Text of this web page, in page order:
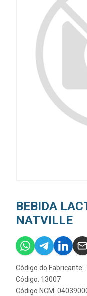
BEBIDA
NATVILLE
Código do Fabricante:
Código: 13007
Código NCM: